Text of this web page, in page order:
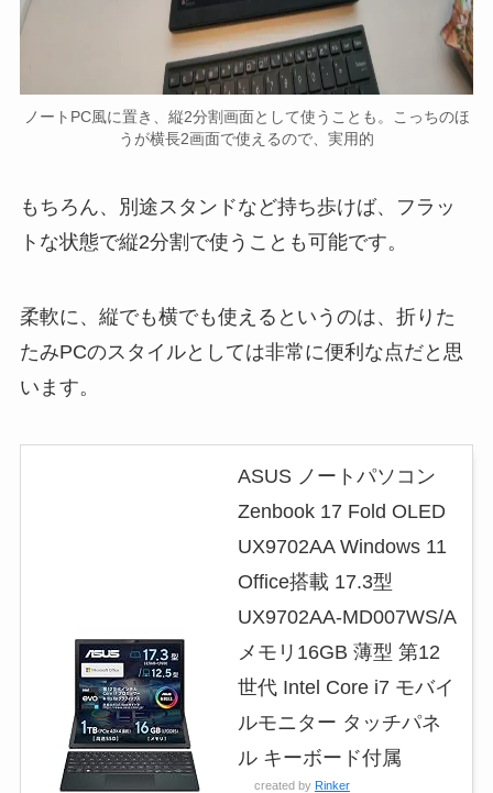
ノートPC風に置き、縦2分割画面として使うことも。こっちのほ
うが横長2画面で使えるので、実用的
もちろん、別途スタンドなど持ち歩けば、フラッ
トな状態で縦2分割で使うことも可能です。
柔軟に、縦でも横でも使えるというのは、折りた
たみPCのスタイルとしては非常に便利な点だと思
います。
ASUS ノートパソコン
Zenbook 17 Fold OLED
UX9702AA Windows 11
Office搭載 17.3型
UX9702AA-MD007WS/A
メモリ16GB 薄型 第12
世代 Intel Core i7 モバイ
ルモニター タッチパネ
ル キーボード付属
created by Rinker